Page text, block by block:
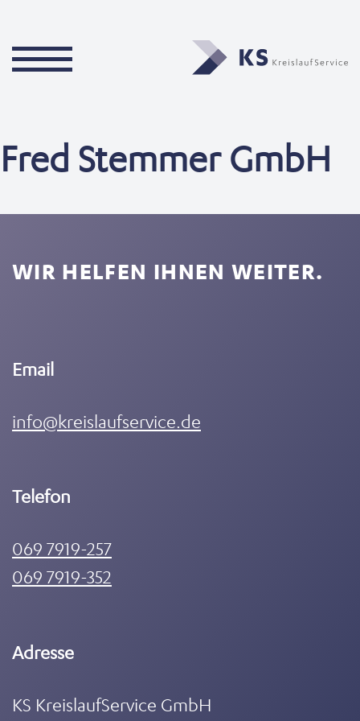
Fred Stemmer GmbH
WIR HELFEN IHNEN WEITER.
Email
info@kreislaufservice.de
Telefon
069 7919-257
069 7919-352
Adresse
KS KreislaufService GmbH